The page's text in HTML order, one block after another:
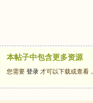
本帖子中包含更多资源
您需要 登录 才可以下载或查看